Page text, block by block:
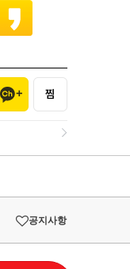
공지사항